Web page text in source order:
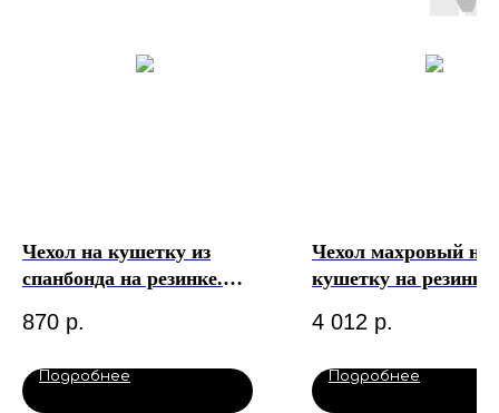
Чехол на кушетку из
спанбонда на резинке.
870 р.
Подробнее
Чехол махровый на
кушетку на резинке
черный. Чистовье
4 012 р.
Подробнее